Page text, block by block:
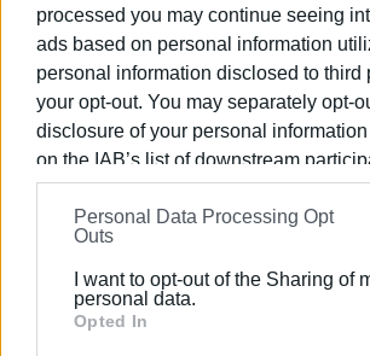
processed you may continue seeing
ads based on personal information
personal information disclosed to third
your opt-out. You may separately opt-
disclosure of your personal
on the IAB’s list of downstream
information may also be disclosed by
on theIAB’s List of Downstream
further disclose it to other third parties.
Please note that this website/app uses
Google services and may gather and
Personal Data Processing Opt
Outs
I want to opt-out of the Sharing of
personal data.
Opted In
ΦΩΤΟ: inkefalonia.gr
Εμφανίσεις: 106
Ακολουθήστε το enimerosi στο